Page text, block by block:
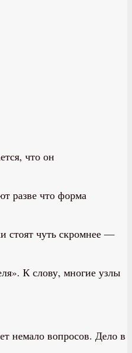
что он
разве что форма
стоят чуть скромнее —
К слову, многие узлы
немало вопросов. Дело в